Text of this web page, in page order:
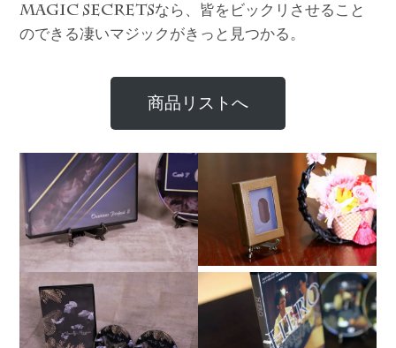
MAGIC SECRETSなら、皆をビックリさせること
のできる凄いマジックがきっと見つかる。
商品リストへ